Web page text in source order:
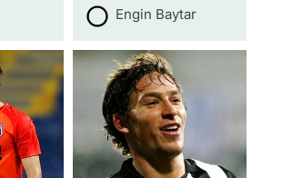
Engin Baytar